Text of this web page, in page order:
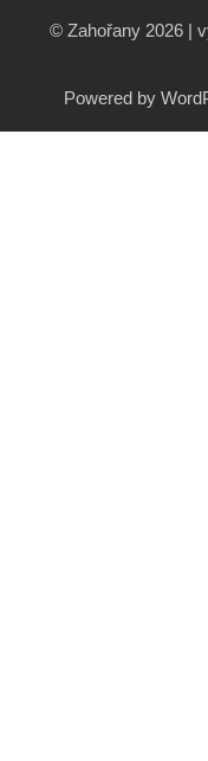
© Zahořany 2026 |
Powered by